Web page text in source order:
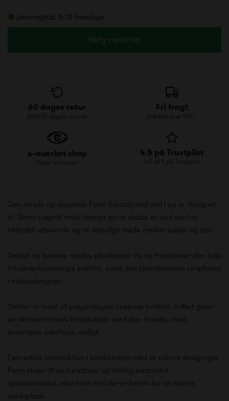
Leveringstid: 5-10 hverdage
Vælg varianter
60 dages retur
Altid 60 dages returret
Fri fragt
Ved køb over 499,-
e-mærket shop
Sikker e-handel
4.5 på Trustpilot
4.5 af 5 på Trustpilot
Den simple og elegante Form Barstol med stel i eg er designet
af Simon Legald med hensigt på at skabe en stol med et
helstøbt udseende og et naturligt møde mellem sæde og stel.
Sædet og benene mødes på elegant vis og fremhæver den høje
håndværksmæssige kvalitet, samt den skandinaviske simplicitet
i møbeldesignet.
Skallen er lavet af polypropylen i højeste kvalitet, hvilket giver
en ekstremt stærk konstruktion med den fineste, mest
ensartede overflade muligt.
Den solide konstruktion i kombination med et stilrent design gør
Form stolen til en funktionel og alsidig kontorstol,
spisebordsstol, eller hvor end der er behov for en ekstra
siddeplads.